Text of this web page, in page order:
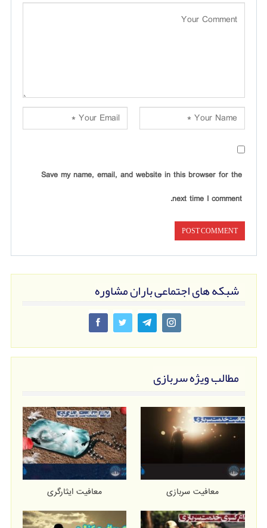
Save my name, email, and website in this browser for the
next time I comment.
شبکه های اجتماعی باران مشاوره
مطالب ویژه سربازی
معافیت سربازی معافیت ایثارگری